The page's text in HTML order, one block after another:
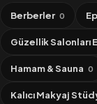
Berberler 0
Güzellik
Hamam & Sauna 0
Kalıcı Makyaj